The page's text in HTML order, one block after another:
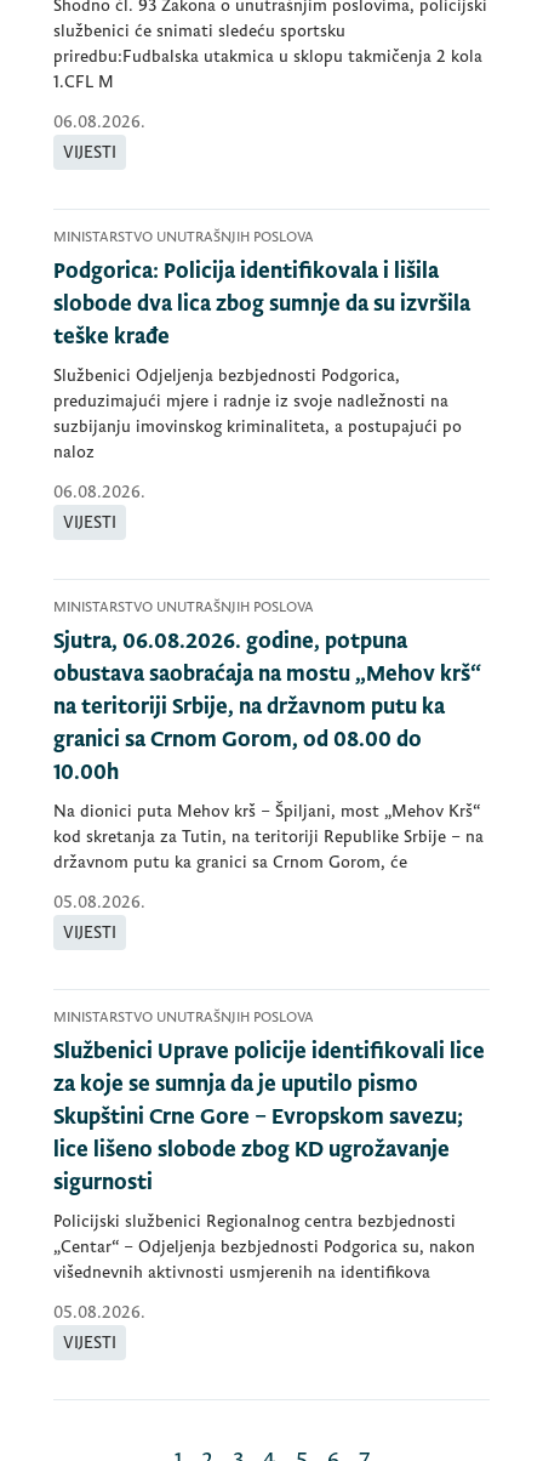
Shodno čl. 93 Zakona o unutrašnjim poslovima, policijski
službenici će snimati sledeću sportsku
priredbu:Fudbalska utakmica u sklopu takmičenja 2 kola
1.CFL M
06.08.2026.
VIJESTI
MINISTARSTVO UNUTRAŠNJIH POSLOVA
Podgorica: Policija identifikovala i lišila
slobode dva lica zbog sumnje da su izvršila
teške krađe
Službenici Odjeljenja bezbjednosti Podgorica,
preduzimajući mjere i radnje iz svoje nadležnosti na
suzbijanju imovinskog kriminaliteta, a postupajući po
naloz
06.08.2026.
VIJESTI
MINISTARSTVO UNUTRAŠNJIH POSLOVA
Sjutra, 06.08.2026. godine, potpuna
obustava saobraćaja na mostu „Mehov krš“
na teritoriji Srbije, na državnom putu ka
granici sa Crnom Gorom, od 08.00 do
10.00h
Na dionici puta Mehov krš – Špiljani, most „Mehov Krš“
kod skretanja za Tutin, na teritoriji Republike Srbije – na
državnom putu ka granici sa Crnom Gorom, će
05.08.2026.
VIJESTI
MINISTARSTVO UNUTRAŠNJIH POSLOVA
Službenici Uprave policije identifikovali lice
za koje se sumnja da je uputilo pismo
Skupštini Crne Gore – Evropskom savezu;
lice lišeno slobode zbog KD ugrožavanje
sigurnosti
Policijski službenici Regionalnog centra bezbjednosti
„Centar“ – Odjeljenja bezbjednosti Podgorica su, nakon
višednevnih aktivnosti usmjerenih na identifikova
05.08.2026.
VIJESTI